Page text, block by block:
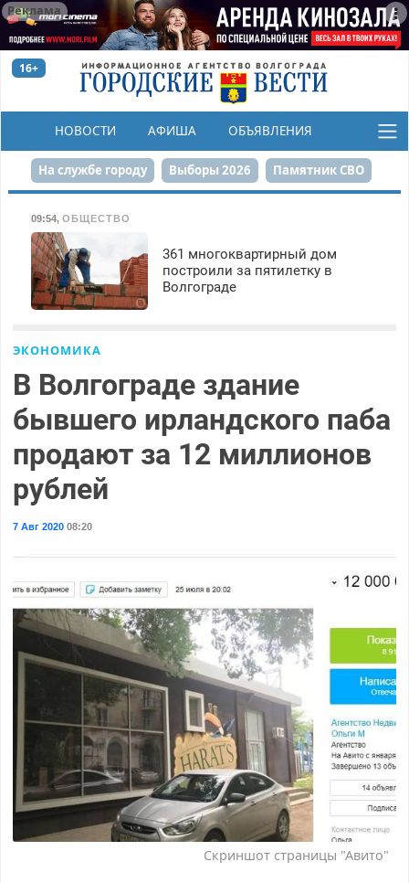
Реклама
16+
НОВОСТИ АФИША ОБЪЯВЛЕНИЯ
КОНКУРСЫ
На службе городу Выборы 2026 Памятник СВО
Набережная День Победы Реконструкция ЦПКиО
80-летие Победы Парк Героев-летчиков
09:54, ОБЩЕСТВО
361 многоквартирный дом
построили за пятилетку в
Волгограде
ЭКОНОМИКА
В Волгограде здание
бывшего ирландского паба
продают за 12 миллионов
рублей
7 Авг 202008:20
Скриншот страницы "Авито"